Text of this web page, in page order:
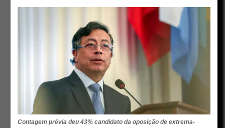
Contagem prévia deu 43% candidato da oposição de extrema-